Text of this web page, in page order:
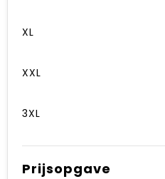
XL
XXL
3XL
Prijsopgave